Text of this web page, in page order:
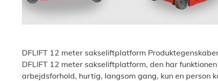
DFLIFT 12 meter sakseliftplatform
DFLIFT 12 meter sakseliftplatform, den har
arbejdsforhold, hurtig, langsom gang, kun en person